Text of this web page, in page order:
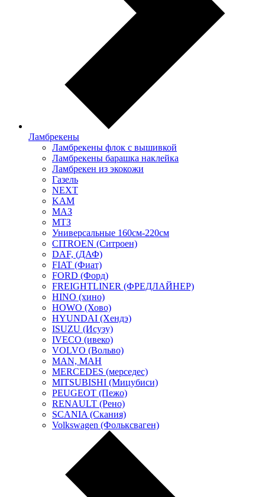
Ламбрекены
Ламбрекены флок с вышивкой
Ламбрекены барашка наклейка
Ламбрекен из экокожи
Газель
NEXT
KAM
МАЗ
МТЗ
Универсальные 160см-220см
CITROEN (Ситроен)
DAF, (ДАФ)
FIAT (Фиат)
FORD (Форд)
FREIGHTLINER (ФРЕДЛАЙНЕР)
HINO (хино)
HOWO (Хово)
HYUNDAI (Хендэ)
ISUZU (Исузу)
IVECO (ивеко)
VOLVO (Вольво)
MAN, МАН
MERCEDES (мерседес)
MITSUBISHI (Мицубиси)
PEUGEOT (Пежо)
RENAULT (Рено)
SCANIA (Скания)
Volkswagen (Фольксваген)